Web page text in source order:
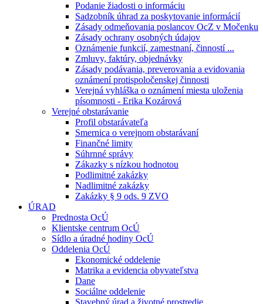
Podanie žiadosti o informáciu
Sadzobník úhrad za poskytovanie informácií
Zásady odmeňovania poslancov OcZ v Močenku
Zásady ochrany osobných údajov
Oznámenie funkcií, zamestnaní, činností ...
Zmluvy, faktúry, objednávky
Zásady podávania, preverovania a evidovania
oznámení protispoločenskej činnosti
Verejná vyhláška o oznámení miesta uloženia
písomnosti - Erika Kozárová
Verejné obstarávanie
Profil obstarávateľa
Smernica o verejnom obstarávaní
Finančné limity
Súhrnné správy
Zákazky s nízkou hodnotou
Podlimitné zakázky
Nadlimitné zakázky
Zakázky § 9 ods. 9 ZVO
ÚRAD
Prednosta OcÚ
Klientske centrum OcÚ
Sídlo a úradné hodiny OcÚ
Oddelenia OcÚ
Ekonomické oddelenie
Matrika a evidencia obyvateľstva
Dane
Sociálne oddelenie
Stavebný úrad a životné prostredie